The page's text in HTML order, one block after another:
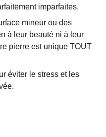
imparfaites.
mineur ou des
à leur beauté ni à leur
pierre est unique TOUT
éviter le stress et les